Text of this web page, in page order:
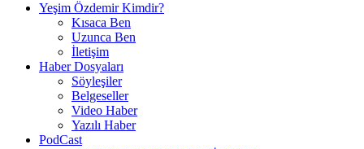
Yeşim Özdemir Kimdir?
Kısaca Ben
Uzunca Ben
İletişim
Haber Dosyaları
Söyleşiler
Belgeseller
Video Haber
Yazılı Haber
PodCast